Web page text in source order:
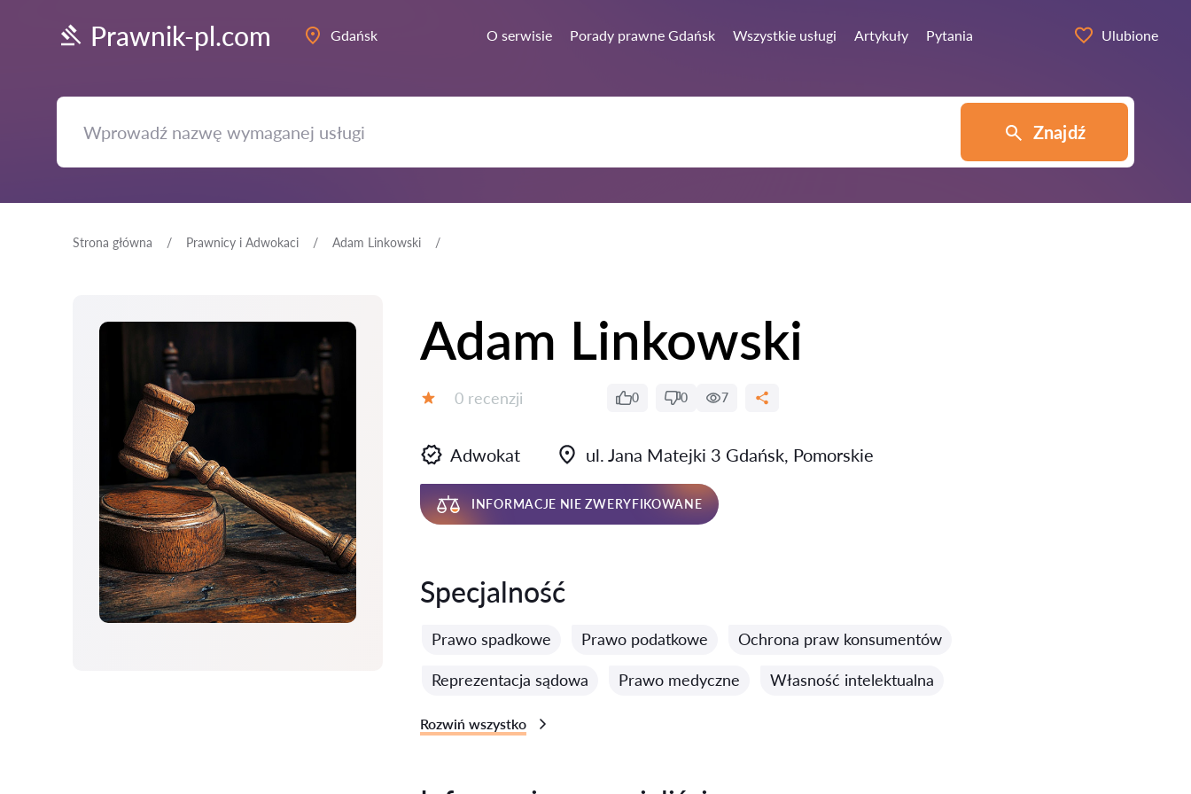
Prawnik-pl.com Gdańsk O serwisie Porady prawne Gdańsk Wszystkie usługi Artykuły Pytania Ulubione
Znajdź
Strona główna Prawnicy i Adwokaci Adam Linkowski
Adam Linkowski
Recenzji:
0 recenzji 0 0 7
Adwokat ul. Jana Matejki 3 Gdańsk, Pomorskie
INFORMACJE NIE ZWERYFIKOWANE
Specjalność
Prawo spadkowe Prawo podatkowe Ochrona praw konsumentów
Reprezentacja sądowa Prawo medyczne Własność intelektualna
Rozwiń wszystko